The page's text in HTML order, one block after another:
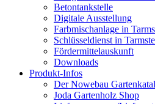
Betontankstelle
Digitale Ausstellung
Farbmischanlage in
Schlüsseldienst in
Fördermittelauskunft
Downloads
Produkt-Infos
Der Nowebau
Joda Gartenholz Shop